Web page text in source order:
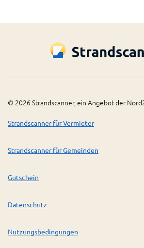
© 2026 Strandscanner, ein Angebot der
Strandscanner für Vermieter
Strandscanner für Gemeinden
Gutschein
Datenschutz
Nutzungsbedingungen